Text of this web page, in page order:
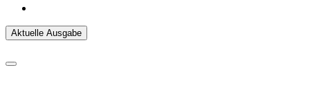
Aktuelle Ausgabe